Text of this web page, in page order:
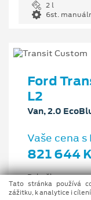
2 l
6st.
Ford
L2
Van, 2.0
Vaše cena s
821 644
Pobočka
Opava
Tato stránka používá
zážitku, k analytice i